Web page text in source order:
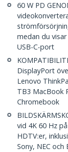
60 W PD
medan du
USB-C-port
DisplayPort
Lenovo
TB3 MacBook
Chromebook
vid 4K 60 Hz
HDTV:er,
Sony, NEC